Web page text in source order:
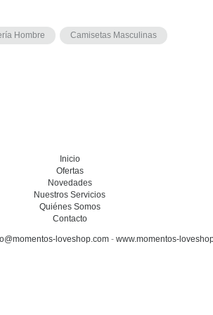
Hombre Camisetas Masculinas
Inicio
Ofertas
Novedades
Nuestros Servicios
Quiénes Somos
Contacto
loveshop.com - www.momentos-